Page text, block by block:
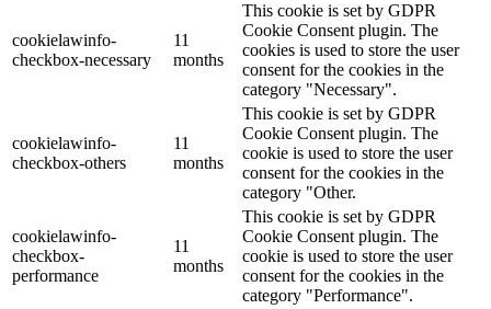
cookielawinfo-
checkbox-necessary
11
months
This cookie is set by GDPR
Cookie Consent plugin. The
cookies is used to store the user
consent for the cookies in the
category "Necessary".
cookielawinfo-
checkbox-others
11
months
This cookie is set by GDPR
Cookie Consent plugin. The
cookie is used to store the user
consent for the cookies in the
category "Other.
cookielawinfo-
checkbox-
performance
11
months
This cookie is set by GDPR
Cookie Consent plugin. The
cookie is used to store the user
consent for the cookies in the
category "Performance".